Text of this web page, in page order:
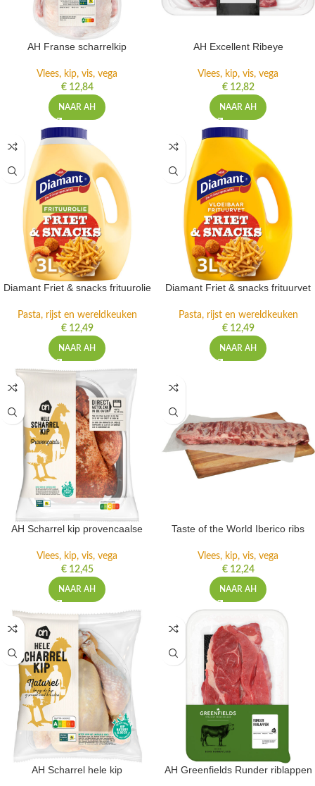
AH Franse scharrelkip
Vlees, kip, vis, vega
€12,84
NAAR AH
AH Excellent Ribeye
Vlees, kip, vis, vega
€12,82
NAAR AH
Diamant Friet & snacks frituurolie
Pasta, rijst en wereldkeuken
€12,49
NAAR AH
Diamant Friet & snacks frituurvet
Pasta, rijst en wereldkeuken
€12,49
NAAR AH
AH Scharrel kip provencaalse
Vlees, kip, vis, vega
€12,45
NAAR AH
Taste of the World Iberico ribs
Vlees, kip, vis, vega
€12,24
NAAR AH
AH Scharrel hele kip AH Greenfields Runder riblappen